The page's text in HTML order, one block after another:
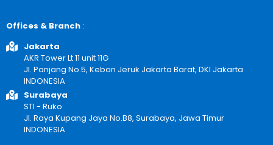
Offices & Branch :
Jakarta
AKR Tower Lt 11 unit 11G
Jl. Panjang No.5, Kebon Jeruk Jakarta Barat, DKI Jakarta
INDONESIA
Surabaya
STI - Ruko
Jl. Raya Kupang Jaya No.B8, Surabaya, Jawa Timur
INDONESIA